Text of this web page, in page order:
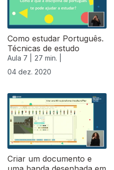
Como estudar Português.
Técnicas de estudo
Aula 7 |
27 min. |
04 dez. 2020
Criar um documento e